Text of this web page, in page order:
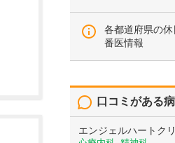
各都道府県の
番医情報
口コミがある
エンジェルハートク